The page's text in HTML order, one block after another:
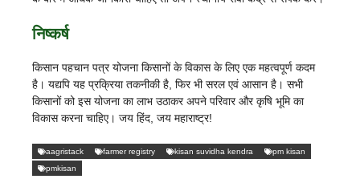
निष्कर्ष
किसान पहचान पत्र योजना किसानों के विकास के लिए एक महत्वपूर्ण कदम
है। यद्यपि यह प्रक्रिया तकनीकी है, फिर भी सरल एवं आसान है। सभी
किसानों को इस योजना का लाभ उठाकर अपने परिवार और कृषि भूमि का
विकास करना चाहिए। जय हिंद, जय महाराष्ट्र!
aagristack farmer registry kisan suvidha kendra
pm kisan
pmkisan